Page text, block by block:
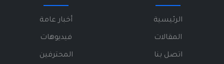
الرئيسية
المقالات
اتصل بنا
أخبار عامة
فيديوهات
المحترفين